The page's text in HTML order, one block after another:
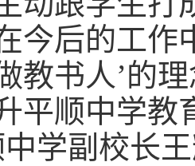
今后的工作
教书人’的
平顺中学教
学副校长